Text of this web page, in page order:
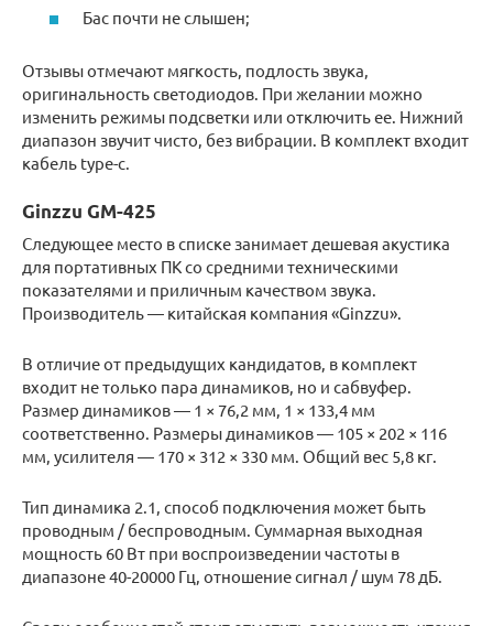
Бас почти не слышен;
Отзывы отмечают мягкость, подлость звука,
оригинальность светодиодов. При желании можно
изменить режимы подсветки или отключить ее. Нижний
диапазон звучит чисто, без вибрации. В комплект входит
кабель type-c.
Ginzzu GM-425
Следующее место в списке занимает дешевая акустика
для портативных ПК со средними техническими
показателями и приличным качеством звука.
Производитель — китайская компания «Ginzzu».
В отличие от предыдущих кандидатов, в комплект
входит не только пара динамиков, но и сабвуфер.
Размер динамиков — 1 × 76,2 мм, 1 × 133,4 мм
соответственно. Размеры динамиков — 105 × 202 × 116
мм, усилителя — 170 × 312 × 330 мм. Общий вес 5,8 кг.
Тип динамика 2.1, способ подключения может быть
проводным / беспроводным. Суммарная выходная
мощность 60 Вт при воспроизведении частоты в
диапазоне 40-20000 Гц, отношение сигнал / шум 78 дБ.